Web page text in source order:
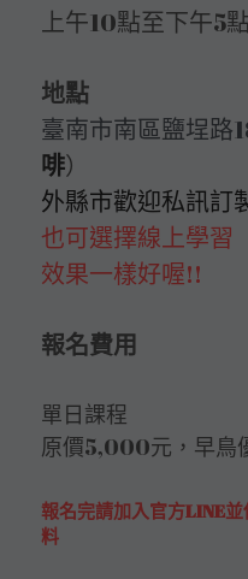
上午10點至下午5點
地點
臺南市南區鹽埕路
啡）
外縣市歡迎私訊訂
也可選擇線上學習
效果一樣好喔!!
報名費用
單日課程
原價5,000元，早鳥
報名完請加入官方LINE
料